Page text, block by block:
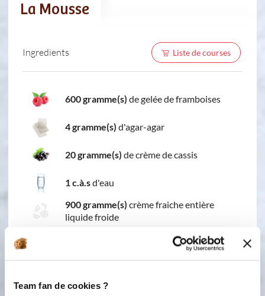
Team fan de cookies ?
La Mousse
Ingredients Liste de courses
600 gramme(s) de gelée de framboises
4 gramme(s) d'agar-agar
20 gramme(s) de crème de cassis
1 c.à.sd'eau
900 gramme(s) crème fraiche entière
liquide froide
de sucre vanillé